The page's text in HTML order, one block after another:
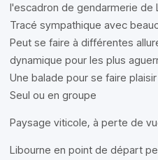
l'escadron de gendarmerie de
Tracé sympathique avec
Peut se faire à différentes
dynamique pour les plus
Une balade pour se faire plaisir
Seul ou en groupe
Paysage viticole, à perte de
Libourne en point de départ